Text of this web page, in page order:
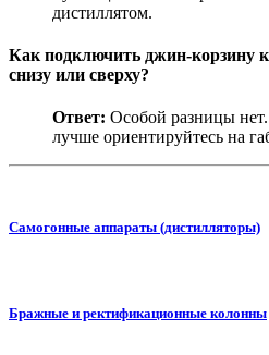
дистиллятом.
Как подключить джин-корзину
снизу или сверху?
Ответ: Особой разницы
лучше ориентируйтесь на
Самогонные аппараты (дистилляторы)
Бражные и ректификационные колонны